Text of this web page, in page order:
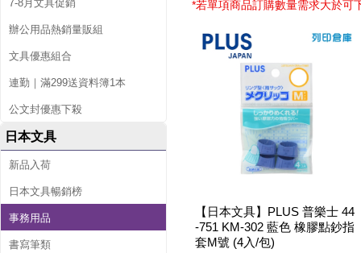
7-8月文具促銷
辦公用品熱銷量販組
文具優惠組合
連勤｜滿299送資料簿1本
公文封優惠下殺
日本文具
新品入荷
日本文具暢銷榜
事務用品
書寫筆類
*若單項商品訂購數量需求大於可
【日本文具】PLUS 普樂士 44
-751 KM-302 藍色 橡膠點鈔指
套M號 (4入/包)